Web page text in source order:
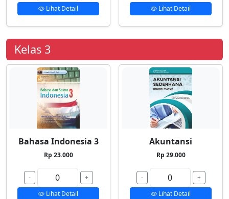
Lihat Detail
Lihat Detail
Kelas 3
Bahasa Indonesia 3
Rp 23.000
-
+
Lihat Detail
Akuntansi
Rp 29.000
-
+
Lihat Detail